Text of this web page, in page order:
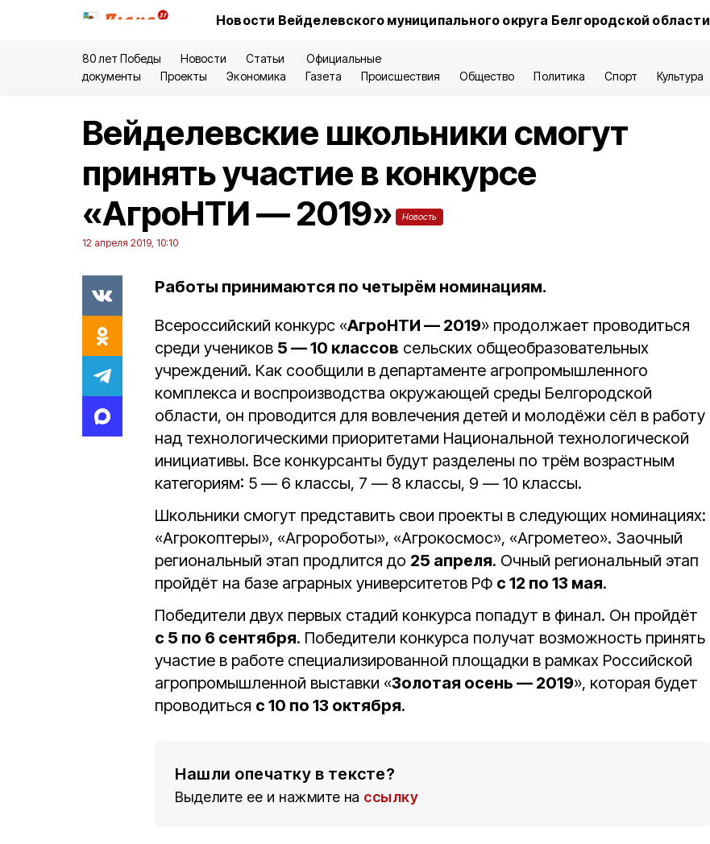
Новости Вейделевского муниципального округа Белгородской области
80 лет Победы Новости Статьи
Официальные
документы
Проекты Экономика Газета Происшествия Общество Политика Спорт Культура
Вейделевские школьники смогут
принять участие в конкурсе
«АгроНТИ — 2019»
Новость
12 апреля 2019, 10:10
Работы принимаются по четырём номинациям.
Всероссийский конкурс «АгроНТИ — 2019» продолжает проводиться
среди учеников 5 — 10 классов сельских общеобразовательных
учреждений. Как сообщили в департаменте агропромышленного
комплекса и воспроизводства окружающей среды Белгородской
области, он проводится для вовлечения детей и молодёжи сёл в работу
над технологическими приоритетами Национальной технологической
инициативы. Все конкурсанты будут разделены по трём возрастным
категориям: 5 — 6 классы, 7 — 8 классы, 9 — 10 классы.
Школьники смогут представить свои проекты в следующих номинациях:
«Агрокоптеры», «Агророботы», «Агрокосмос», «Агрометео». Заочный
региональный этап продлится до 25 апреля. Очный региональный этап
пройдёт на базе аграрных университетов РФ с 12 по 13 мая.
Победители двух первых стадий конкурса попадут в финал. Он пройдёт
с 5 по 6 сентября. Победители конкурса получат возможность принять
участие в работе специализированной площадки в рамках Российской
агропромышленной выставки «Золотая осень — 2019», которая будет
проводиться с 10 по 13 октября.
Нашли опечатку в тексте?
Выделите ее и нажмите на ссылку